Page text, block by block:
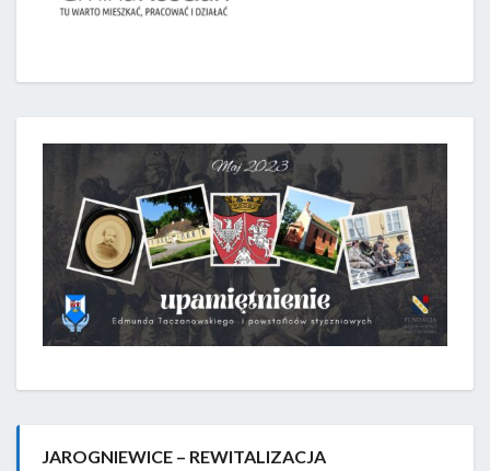
JAROGNIEWICE – REWITALIZACJA